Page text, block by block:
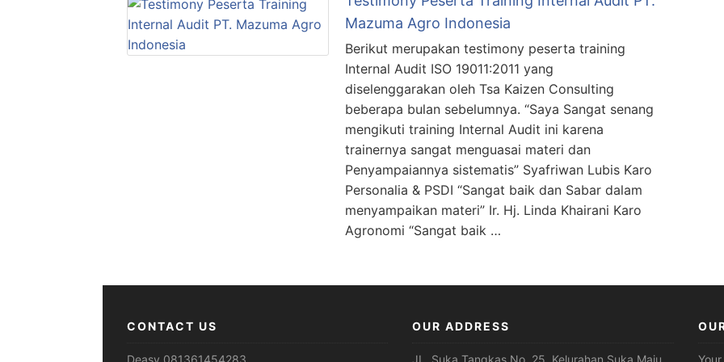
Mazuma Agro Indonesia
Berikut merupakan testimony peserta training
Internal Audit ISO 19011:2011 yang
diselenggarakan oleh Tsa Kaizen Consulting
beberapa bulan sebelumnya. “Saya Sangat senang
mengikuti training Internal Audit ini karena
trainernya sangat menguasai materi dan
Penyampaiannya sistematis” Syafriwan Lubis Karo
Personalia & PSDI “Sangat baik dan Sabar dalam
menyampaikan materi” Ir. Hj. Linda Khairani Karo
Agronomi “Sangat baik …
CONTACT US
Deasy 081361454283
OUR ADDRESS
JL. Suka Tangkas No. 25, Kelurahan Suka Maju,